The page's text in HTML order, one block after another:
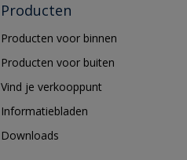
Producten
Producten voor binnen
Producten voor buiten
Vind je verkooppunt
Informatiebladen
Downloads